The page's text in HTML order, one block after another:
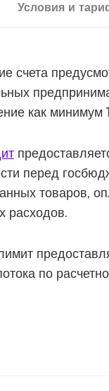
Условия и
счета
как минимум
перед
товаров,
расходов.
по